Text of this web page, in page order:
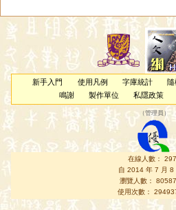
新手入門 使用凡例 字庫統計
鳴謝
製作單位 私隱政策
（管理員 ）
在線人數：
自 2014 年 7 月 8
瀏覽人數：
使用次數：